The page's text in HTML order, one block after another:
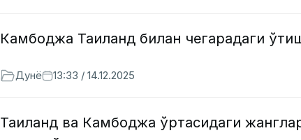
Камбоджа Таиланд билан чегарадаги
Дунё 13:33 / 14.12.2025
Таиланд ва Камбоджа ўртасидаги